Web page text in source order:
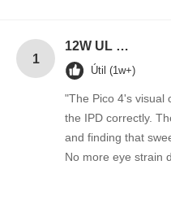
1
12W UL plug 12V 1A power adapter 5V 1A 2A AC DC power supply for Blue Tooth 5V 2A switching ac adapter 12V
Útil (1w+)
"The Pico 4's visual
the IPD correctly.
and finding that
No more eye strain